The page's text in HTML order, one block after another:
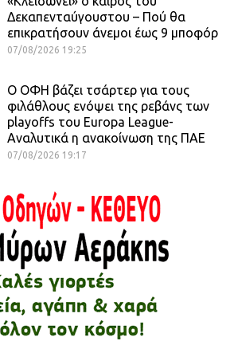
Δεκαπενταύγουστου – Πού θα
επικρατήσουν άνεμοι έως 9 μποφόρ
07/08/2026 19:25
Ο ΟΦΗ βάζει τσάρτερ για τους
φιλάθλους ενόψει της ρεβάνς των
playoffs του Europa League-
Αναλυτικά η ανακοίνωση της ΠΑΕ
07/08/2026 19:17